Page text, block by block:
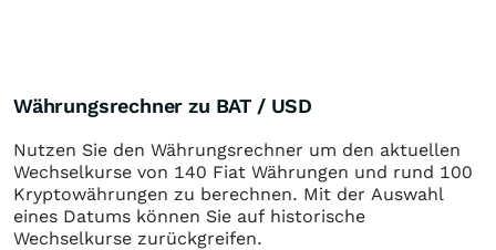
Währungsrechner zu BAT / USD
Nutzen Sie den Währungsrechner um den aktuellen
Wechselkurse von 140 Fiat Währungen und rund 100
Kryptowährungen zu berechnen. Mit der Auswahl
eines Datums können Sie auf historische
Wechselkurse zurückgreifen.